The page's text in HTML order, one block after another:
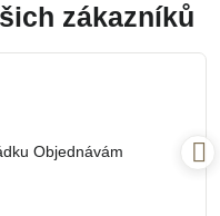
zákazníků
Objednávám